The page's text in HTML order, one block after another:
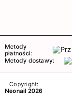
Metody
płatności:
Metody dostawy:
Copyright:
Neonail 2026